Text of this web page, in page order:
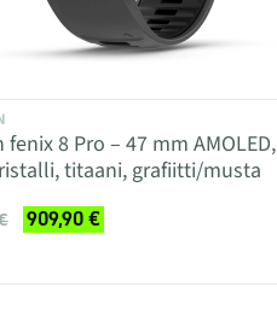
fenix 8 Pro – 47 mm AMOLED,
titaani, grafiitti/musta
909,90 €